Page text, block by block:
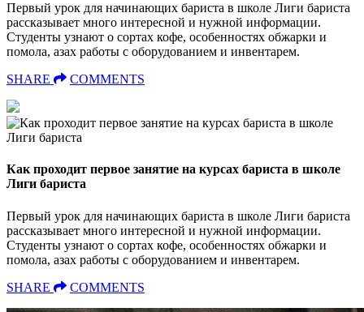
Первый урок для начинающих бариста в школе Лиги бариста
рассказывает много интересной и нужной информации.
Студенты узнают о сортах кофе, особенностях обжарки и
помола, азах работы с оборудованием и инвентарем.
SHARE
COMMENTS
Как проходит первое занятие на курсах бариста в школе
Лиги бариста
Первый урок для начинающих бариста в школе Лиги бариста
рассказывает много интересной и нужной информации.
Студенты узнают о сортах кофе, особенностях обжарки и
помола, азах работы с оборудованием и инвентарем.
SHARE
COMMENTS